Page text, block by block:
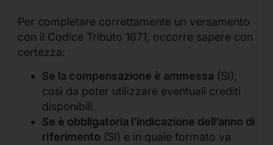
Per completare correttamente un versamento
con il Codice Tributo 1671, occorre sapere con
certezza:
Se la compensazione è ammessa (SI),
così da poter utilizzare eventuali crediti
disponibili.
Se è obbligatoria l’indicazione dell’anno di
riferimento (SI) e in quale formato va